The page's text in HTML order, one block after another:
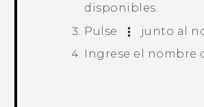
disponibles.
Pulse
junto al
Ingrese el nombre